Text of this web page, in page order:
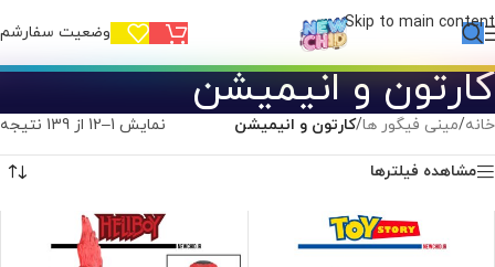
Skip to main content وضعیت
کارتون و انیمیشن
خانه/مینی فیگور ها/کارتون و انیمیشن نمایش 1–12 از 139 نتیجه
مشاهده فیلترها